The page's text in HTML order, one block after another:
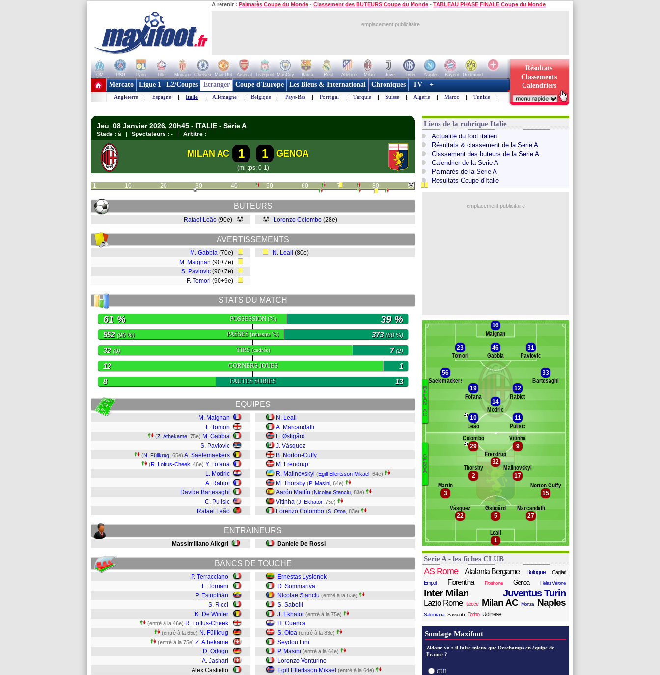
A retenir : Palmarès Coupe du Monde - Classement des BUTEURS Coupe du Monde - TABLEAU PHASE FINALE Coupe du Monde
emplacement publicitaire
OM PSG Lyon Lille Monaco Chelsea Man Utd Arsenal Liverpool ManCity Barca Real Atletico Milan Juve Inter Naples Bayern
Dortmund
+ de clubs
Résultats
Classements
Calendriers
Mercato Ligue 1 L2/Coupes Etranger Coupe d'Europe Les Bleus & International Chroniques TV +
Angleterre | Espagne | Italie | Allemagne | Belgique | Pays-Bas | Portugal | Turquie | Suisse | Algérie | Maroc | Tunisie |
Jeu. 08 Janvier 2026, 20h45 - ITALIE - Série A
Stade : à | Spectateurs : - | Arbitre :
MILAN AC 1 1 GENOA
(mi-tps: 0-1)
1 10 20 30 40 50 60 70 80 90
BUTEURS
Rafael Leão (90e) Lorenzo Colombo (28e)
AVERTISSEMENTS
M. Gabbia (70e)
M. Maignan (90+7e)
S. Pavlovic (90+7e)
F. Tomori (90+9e)
N. Leali (80e)
STATS DU MATCH
POSSESSION(%)
61 % 39 %
PASSES(réussies %)
552(90 %) 373(80 %)
TIRS(cadrés)
32(8) 7(2)
CORNERS JOUES
12 1
FAUTES SUBIES
8 13
EQUIPES
M. Maignan
F. Tomori
(Z. Athekame , 75e) M. Gabbia
S. Pavlovic
(N. Füllkrug , 65e) A. Saelemaekers
(R. Loftus-Cheek , 46e) Y. Fofana
L. Modric
A. Rabiot
Davide Bartesaghi
C. Pulisic
Rafael Leão
N. Leali
A. Marcandalli
L. Østigård
J. Vásquez
B. Norton-Cuffy
M. Frendrup
R. Malinovskyi (Egill Ellertsson Mikael , 64e)
M. Thorsby (P. Masini , 64e)
Aarón Martín (Nicolae Stanciu , 83e)
Vitinha (J. Ekhator, 75e)
Lorenzo Colombo (S. Otoa , 83e)
ENTRAINEURS
Massimiliano Allegri Daniele De Rossi
BANCS DE TOUCHE
P. Terracciano
L. Torriani
P. Estupiñán
S. Ricci
K. De Winter
(entré à la 46e) R. Loftus-Cheek
(entré à la 65e) N. Füllkrug
(entré à la 75e) Z. Athekame
D. Odogu
A. Jashari
Alex Castiello
Ernestas Lysionok
D. Sommariva
Nicolae Stanciu (entré à la 83e)
S. Sabelli
J. Ekhator (entré à la 75e)
H. Cuenca
S. Otoa (entré à la 83e)
Seydou Fini
P. Masini (entré à la 64e)
Lorenzo Venturino
Egill Ellertsson Mikael (entré à la 64e)
Liens de la rubrique Italie
Actualité du foot italien
Résultats & classement de la Serie A
Classement des buteurs de la Serie A
Calendrier de la Serie A
Palmarès de la Serie A
Résultats Coupe d'Italie
emplacement publicitaire
Banc des remplaçantsMilan AC
Castiello
Jashari
Füllkrug
Loftus-Cheek
Terracciano
M
I
L
A
N
A
C
Banc des remplaçants Genoa
Ellertsson Mikael
Masini
Fini
Stanciu
Sommariva
Lysionok
G
E
N
O
A
16
Maignan
23
Tomori
46
Gabbia
31
Pavlovic
56
Saelemaekers
33
Bartesaghi
19
Fofana
12
Rabiot
14
Modric
10
Leão
11
Pulisic
1
Leali
27
Marcandalli
5
Østigård
22
Vásquez
15
Norton-Cuffy
3
Martín
17
Malinovskyi
2
Thorsby
32
Frendrup
9
Vitinha
29
Colombo
Serie A - les fiches CLUB
AS Rome Atalanta Bergame Bologne
Cagliari
Empoli
Fiorentina Frosinone Genoa Hellas Vérone
Inter Milan Juventus Turin
Lazio Rome Lecce Milan AC Monza Naples
Salernitana Sassuolo Torino Udinese
Sondage Maxifoot
Zidane va t-il faire mieux que Deschamps en équipe de
France ?
OUI